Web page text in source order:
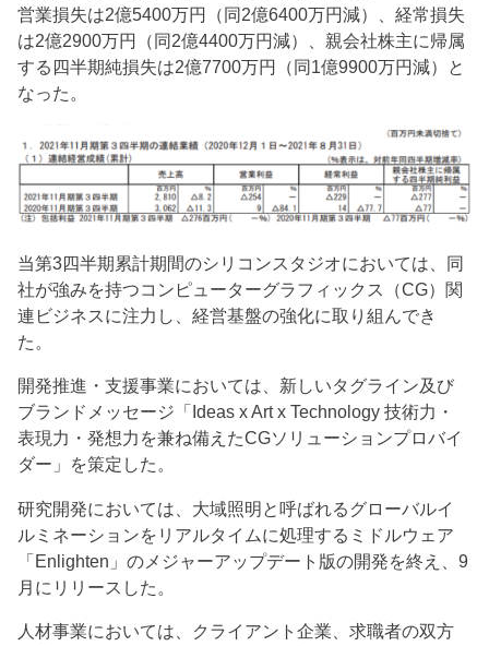
営業損失は2億5400万円（同2億6400万円減）、経常損失
は2億2900万円（同2億4400万円減）、親会社株主に帰属
する四半期純損失は2億7700万円（同1億9900万円減）と
なった。
当第3四半期累計期間のシリコンスタジオにおいては、同
社が強みを持つコンピューターグラフィックス（CG）関
連ビジネスに注力し、経営基盤の強化に取り組んでき
た。
開発推進・支援事業においては、新しいタグライン及び
ブランドメッセージ「Ideas x Art x Technology 技術力・
表現力・発想力を兼ね備えたCGソリューションプロバイ
ダー」を策定した。
研究開発においては、大域照明と呼ばれるグローバルイ
ルミネーションをリアルタイムに処理するミドルウェア
「Enlighten」のメジャーアップデート版の開発を終え、9
月にリリースした。
人材事業においては、クライアント企業、求職者の双方